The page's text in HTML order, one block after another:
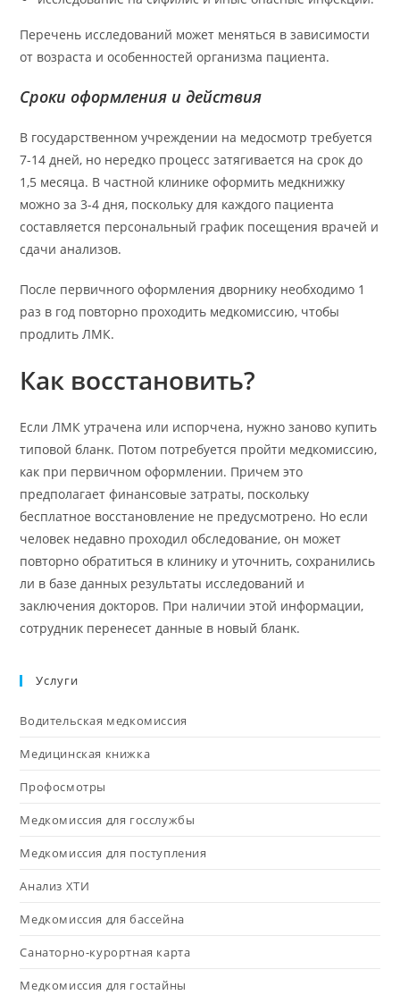
Перечень исследований может меняться в зависимости
от возраста и особенностей организма пациента.
Сроки оформления и действия
В государственном учреждении на медосмотр требуется
7-14 дней, но нередко процесс затягивается на срок до
1,5 месяца. В частной клинике оформить медкнижку
можно за 3-4 дня, поскольку для каждого пациента
составляется персональный график посещения врачей и
сдачи анализов.
После первичного оформления дворнику необходимо 1
раз в год повторно проходить медкомиссию, чтобы
продлить ЛМК.
Как восстановить?
Если ЛМК утрачена или испорчена, нужно заново купить
типовой бланк. Потом потребуется пройти медкомиссию,
как при первичном оформлении. Причем это
предполагает финансовые затраты, поскольку
бесплатное восстановление не предусмотрено. Но если
человек недавно проходил обследование, он может
повторно обратиться в клинику и уточнить, сохранились
ли в базе данных результаты исследований и
заключения докторов. При наличии этой информации,
сотрудник перенесет данные в новый бланк.
Услуги
Водительская медкомиссия
Медицинская книжка
Профосмотры
Медкомиссия для госслужбы
Медкомиссия для поступления
Анализ ХТИ
Медкомиссия для бассейна
Санаторно-курортная карта
Медкомиссия для гостайны